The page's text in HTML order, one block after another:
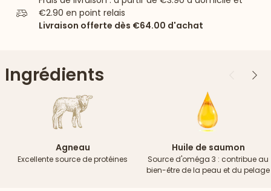
€2.90 en point relais
Livraison offerte dès €64.00 d'achat
Ingrédients Précédent
Agneau
Excellente source de protéines
Huile de saumon
Source d'oméga 3 : contribue au
bien-être de la peau et du pelage